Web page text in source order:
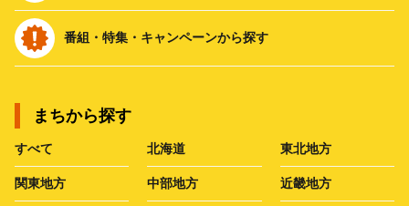
番組・特集・キャンペーンから探す
まちから探す
すべて 北海道 東北地方
関東地方 中部地方 近畿地方